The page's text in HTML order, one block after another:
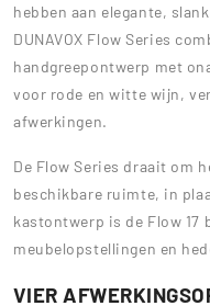
hebben aan elegante,
DUNAVOX Flow Series
handgreepontwerp met
voor rode en witte wijn,
afwerkingen.
De Flow Series draait om
beschikbare ruimte, in
kastontwerp is de Flow 17
meubelopstellingen en
VIER